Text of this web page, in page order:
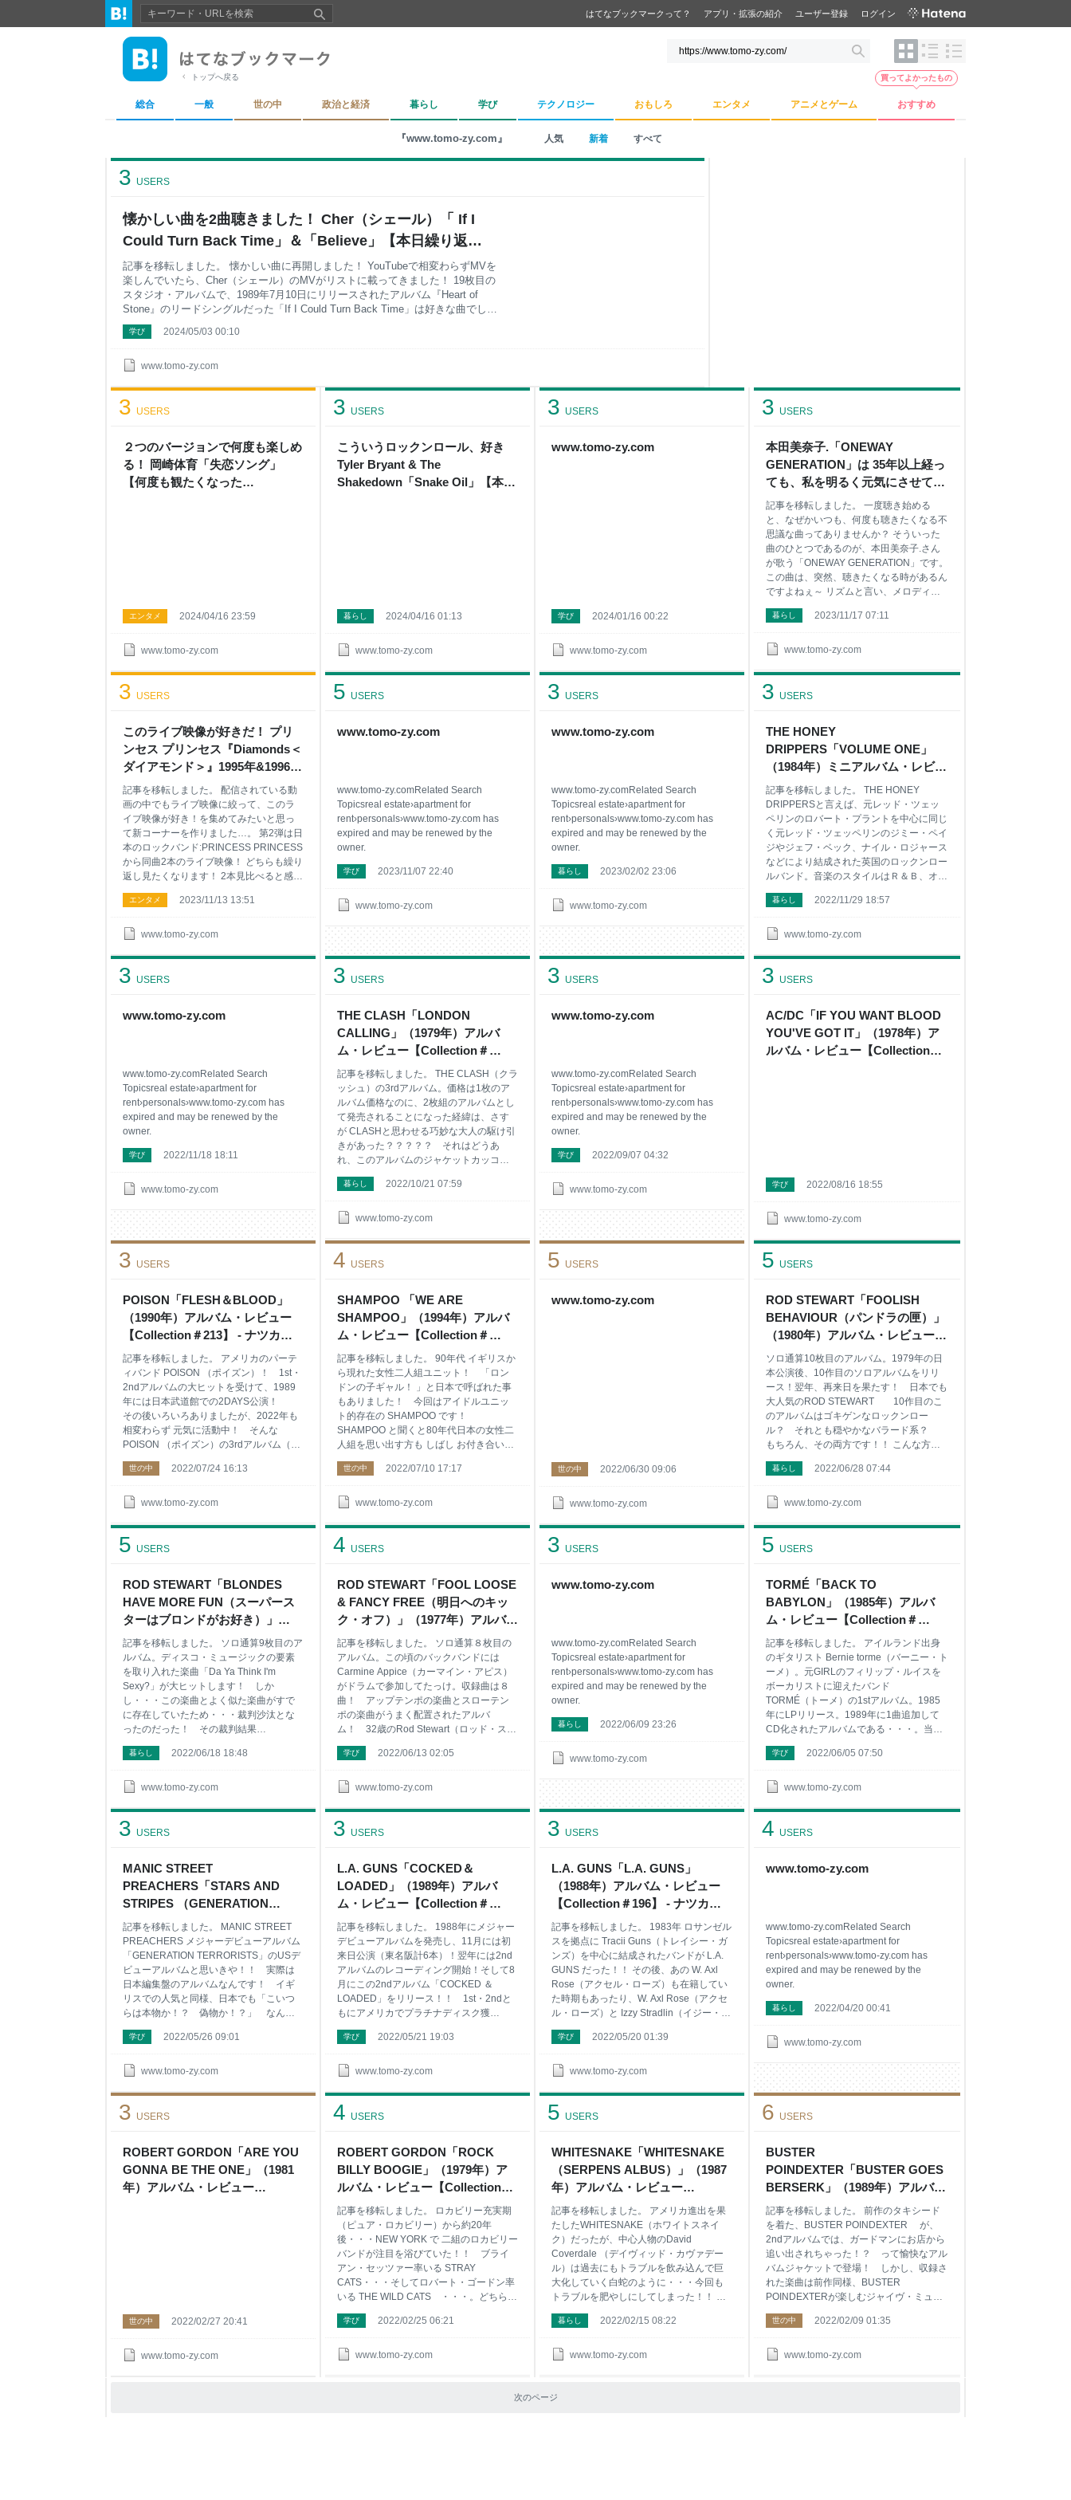
はてなブックマークって？ アプリ・拡張の紹介 ユーザー登録 ログイン
トップへ戻る
総合 一般 世の中 政治と経済 暮らし 学び テクノロジー おもしろ エンタメ アニメとゲーム おすすめ
買ってよかったもの
『www.tomo-zy.com』 人気 新着 すべて
懐かしい曲を2曲聴きました！ Cher（シェール）「 If I
Could Turn Back Time」＆「Believe」【本日繰り返し
聴いた曲：Tune of the Day】 - ナツカシ E じゃん！
3 USERS
www.tomo-zy.com
記事を移転しました。 懐かしい曲に再開しました！ YouTubeで相変わらずMVを
楽しんでいたら、Cher（シェール）のMVがリストに載ってきました！ 19枚目の
スタジオ・アルバムで、1989年7月10日にリリースされたアルバム『Heart of
Stone』のリードシングルだった「If I Could Turn Back Time」は好きな曲でし
た！ この曲もCher（シェール）の代表曲のひとつですね。 そして、次の曲も
Cher（シェール）の代表曲のひとつである「Believe」は23枚目のアルバム
売されました！ 実は、Cher（シェール）のアルバムは所有しておらず、ラジオで
学び 2024/05/03 00:10
２つのバージョンで何度も楽しめ
る！ 岡崎体育「失恋ソング」
【何度も観たくなった
3 USERS
www.tomo-zy.com
エンタメ 2024/04/16 23:59
こういうロックンロール、好き
Tyler Bryant & The
Shakedown「Snake Oil」【本日
3 USERS
www.tomo-zy.com
暮らし 2024/04/16 01:13
www.tomo-zy.com
3 USERS
www.tomo-zy.com
学び 2024/01/16 00:22
本田美奈子.「ONEWAY
GENERATION」は 35年以上経っ
ても、私を明るく元気にさせてく
れます！【本日視聴したMV：
Tune of the Day】（Vol.10） - ナ
ツカシ E じゃん！
3 USERS
www.tomo-zy.com
記事を移転しました。 一度聴き始める
と、なぜかいつも、何度も聴きたくなる不
思議な曲ってありませんか？ そういった
曲のひとつであるのが、本田美奈子.さん
が歌う「ONEWAY GENERATION」です。
この曲は、突然、聴きたくなる時があるん
ですよねぇ～ リズムと言い、メロディと
言い、ポップな要素満載のこの曲…。 楽
しそうに笑顔で歌う本田美奈子.さん、振
ですね。 この曲が発売されたのが1987年
キャスター』の主題歌に起用された曲でも
ありました！ 本田美奈子.さんの80年代は
たと記憶しています‥。 80年代当時、個人
的には長髪系ロックンロールバンドを好ん
で聴いていいましたが、歌謡曲／アイドル
で流れるので、
暮らし 2023/11/17 07:11
このライブ映像が好きだ！ プリ
ンセス プリンセス『Diamonds＜
ダイアモンド＞』1995年&1996年
LIVE映像【何度も観たくなるラ
イブ映像】 Vol.2 - ナツカシ E じ
ゃん！
3 USERS
www.tomo-zy.com
記事を移転しました。 配信されている動
画の中でもライブ映像に絞って、このラ
イブ映像が好き！を集めてみたいと思っ
て新コーナーを作りました…。 第2弾は日
本のロックバンド:PRINCESS PRINCESS
から同曲2本のライブ映像！ どちらも繰り
返し見たくなります！ 2本見比べると感じ
るのは雰囲気が異なる！ってこと。やは
りライブならではですね。 皆さんはどち
か？ プリンセス プリンセス『Diamonds
ス LIVE '95 THE PRESENTS (2023デジタ
ルリマスター版) www.youtube.com 1995
なる部分があったりするので、メインボ
エンタメ 2023/11/13 13:51
www.tomo-zy.com
5 USERS
www.tomo-zy.com
www.tomo-zy.comRelated Search
Topicsreal estate›apartment for
rent›personals›www.tomo-zy.com has
expired and may be renewed by the
owner.
学び 2023/11/07 22:40
www.tomo-zy.com
3 USERS
www.tomo-zy.com
www.tomo-zy.comRelated Search
Topicsreal estate›apartment for
rent›personals›www.tomo-zy.com has
expired and may be renewed by the
owner.
暮らし 2023/02/02 23:06
THE HONEY
DRIPPERS「VOLUME ONE」
（1984年）ミニアルバム・レビュ
ー【Collection＃242】 - ナツカシ
E じゃん！
3 USERS
www.tomo-zy.com
記事を移転しました。 THE HONEY
DRIPPERSと言えば、元レッド・ツェッ
ペリンのロバート・プラントを中心に同じ
く元レッド・ツェッペリンのジミー・ペイ
ジやジェフ・ベック、ナイル・ロジャース
などにより結成された英国のロックンロー
ルバンド。音楽のスタイルはＲ＆Ｂ、オー
ルディーズ色が強い。バンド名もアメリカ
のブルースミュージシャンであるルーズベ
DRIPPER」から付けられています。また
ライアン・セッツァーも参加していたりし
ます。 こんな方におすすめ 80年代の録音
サウンドで聴いてみたい方 70年代に活躍
したミュージシャンの80年代の活動をチ
ェックしたい方 80年代のヒット曲に興味
暮らし 2022/11/29 18:57
www.tomo-zy.com
3 USERS
www.tomo-zy.com
www.tomo-zy.comRelated Search
Topicsreal estate›apartment for
rent›personals›www.tomo-zy.com has
expired and may be renewed by the
owner.
学び 2022/11/18 18:11
THE CLASH「LONDON
CALLING」（1979年）アルバ
ム・レビュー【Collection＃
234】 - ナツカシ E じゃん！
3 USERS
www.tomo-zy.com
記事を移転しました。 THE CLASH（クラ
ッシュ）の3rdアルバム。価格は1枚のア
ルバム価格なのに、2枚組のアルバムとし
て発売されることになった経緯は、さす
が CLASHと思わせる巧妙な大人の駆け引
きがあった？？？？？ それはどうあ
れ、このアルバムのジャケットカッコい
い！！ こんな方におすすめ 70年代ＵＫパ
ンクロックに興味がある方 ステージも激
たことがあるロック好きの方 その後のロ
に興味がある方 スカやラテン、カリプ
ソ、ダブなど音楽性を拡大していったバ
（1979年） まずは、この映像からスター
ト 「Unboxing London Calling」 アルバ
ム「LONDON CALLING」あれこれ
暮らし 2022/10/21 07:59
www.tomo-zy.com
3 USERS
www.tomo-zy.com
www.tomo-zy.comRelated Search
Topicsreal estate›apartment for
rent›personals›www.tomo-zy.com has
expired and may be renewed by the
owner.
学び 2022/09/07 04:32
AC/DC「IF YOU WANT BLOOD
YOU'VE GOT IT」（1978年）ア
ルバム・レビュー【Collection＃
3 USERS
www.tomo-zy.com
学び 2022/08/16 18:55
POISON「FLESH＆BLOOD」
（1990年）アルバム・レビュー
【Collection＃213】 - ナツカシ E
じゃん！
3 USERS
www.tomo-zy.com
記事を移転しました。 アメリカのパーテ
ィバンド POISON （ポイズン）！ 1st・
2ndアルバムの大ヒットを受けて、1989
年には日本武道館での2DAYS公演！
その後いろいろありましたが、2022年も
相変わらず 元気に活動中！ そんな
POISON （ポイズン）の3rdアルバム（全
米チャート2位を記録）を紹介するよ～。
こんな方におすすめ 明るく楽しいロック
ら、ポップな楽曲が好きな方 演奏技術力
だぜと思う方 ケバイ奴らを毛嫌いせずに
聴いてみたい！！と思う方 甘酸っぱくも
POISON「FLESH＆BLOOD」（1990年）
アルバム紹介の前に・・・（POISON
2022年の情報） BIGGEST NORTH
世の中 2022/07/24 16:13
SHAMPOO 「WE ARE
SHAMPOO」（1994年）アルバ
ム・レビュー【Collection＃
207】 - ナツカシ E じゃん！
4 USERS
www.tomo-zy.com
記事を移転しました。 90年代 イギリスか
ら現れた女性二人組ユニット！ 「ロン
ドンの子ギャル！ 」と日本で呼ばれた事
もありました！ 今回はアイドルユニッ
ト的存在の SHAMPOO です！
SHAMPOO と聞くと80年代日本の女性二
人組を思い出す方も しばし お付き合いく
ださい！！ こんな方におすすめ 90年代の
イギリスにおけるPOPミュージックに興
た二人組に興味がある方 女性二人組とい
方 ブリット・ポップと呼んでもいいのか
わからないユニットに興味がある方 へそ
「WE ARE SHAMPOO」（1994年）
TOMOZY（トモジー）のアルバム評価
（MAX ★5） 試聴コーナー 収録曲へのコ
世の中 2022/07/10 17:17
www.tomo-zy.com
5 USERS
www.tomo-zy.com
世の中 2022/06/30 09:06
ROD STEWART「FOOLISH
BEHAVIOUR（パンドラの匣）」
（1980年）アルバム・レビュー
【Collection＃203】 - ナツカシ E
じゃん！
5 USERS
www.tomo-zy.com
ソロ通算10枚目のアルバム。1979年の日
本公演後、10作目のソロアルバムをリリ
ース！翌年、再来日を果たす！ 日本でも
大人気のROD STEWART 10作目のこ
のアルバムはゴキゲンなロックンロー
ル？ それとも穏やかなバラード系？
もちろん、その両方です！！ こんな方に
おすすめ ハスキーボイスのボーカリスト
にワクワクする方 なぜか安心感や心地よ
カットといったら彼を思い出す方 イギリ
ストに興味がある方 1981年の日本公演を
観た方！ 観れなかった方！ 観てみたい
BEHAVIOUR」（1980年） TOMOZY（ト
モジー）のアルバム評価（MAX ★5） 試
聴コーナー 収録曲へのコメント 映像で楽
暮らし 2022/06/28 07:44
ROD STEWART「BLONDES
HAVE MORE FUN（スーパース
ターはブロンドがお好き）」
（1978年）アルバム・レビュー
【Collection＃202】 - ナツカシ E
じゃん！
5 USERS
www.tomo-zy.com
記事を移転しました。 ソロ通算9枚目のア
ルバム。ディスコ・ミュージックの要素
を取り入れた楽曲「Da Ya Think I'm
Sexy?」が大ヒットします！ しか
し・・・この楽曲とよく似た楽曲がすで
に存在していたため・・・裁判沙汰とな
ったのだった！ その裁判結果
は・・・。 こんな方におすすめ ハスキー
ボイスのボーカリストにワクワクする方
に興味がある方 ウルフカットといったら
移住したロックアーティストに興味があ
る方 裁判沙汰のヒット曲！ 実は盗作と本
STEWART「BLONDES HAVE MORE
FUN」（1978年） リンク 1978年 ソロ9
枚目のアルバム「BLONDES HAVE
がお好き）」をリ
暮らし 2022/06/18 18:48
ROD STEWART「FOOL LOOSE
& FANCY FREE（明日へのキッ
ク・オフ）」（1977年）アルバ
ム・レビュー【Collection＃
201】 - ナツカシ E じゃん！
4 USERS
www.tomo-zy.com
記事を移転しました。 ソロ通算８枚目の
アルバム。この頃のバックバンドには
Carmine Appice（カーマイン・アピス）
がドラムで参加してたっけ。収録曲は８
曲！ アップテンポの楽曲とスローテン
ポの楽曲がうまく配置されたアルバ
ム！ 32歳のRod Stewart（ロッド・スチ
ュアート）の歌声や節回しは、少し円熟
度が増したようでした！！ こんな方にお
ワクワクする方 なぜか安心感や心地よさ
ットといったら彼を思い出す方 イギリス
からアメリカに移住したロックアーティ
がある方 Sponsored Link ROD
STEWART「FOOL LOOSE & FANCY
FREE」（1977年） リンク 1977年 8枚
学び 2022/06/13 02:05
www.tomo-zy.com
3 USERS
www.tomo-zy.com
www.tomo-zy.comRelated Search
Topicsreal estate›apartment for
rent›personals›www.tomo-zy.com has
expired and may be renewed by the
owner.
暮らし 2022/06/09 23:26
TORMÉ「BACK TO
BABYLON」（1985年）アルバ
ム・レビュー【Collection＃
199】 - ナツカシ E じゃん！
5 USERS
www.tomo-zy.com
記事を移転しました。 アイルランド出身
のギタリスト Bernie torme（バーニー・ト
ーメ）。元GIRLのフィリップ・ルイスを
ボーカリストに迎えたバンド
TORMÉ（トーメ）の1stアルバム。1985
年にLPリリース。1989年に1曲追加して
CD化されたアルバムである・・・。当
時、ギタリスト Bernie torme（バーニー・
トーメ）からこのアルバムにたどり着いた
りついた方・・・どちらの方もそれなりに
な方におすすめ 80年代のグラマラスなロ
ックバンドはアメリカだけじゃないぜ！と
Electric Gypsies時代の楽曲も演奏しちゃ
学び 2022/06/05 07:50
MANIC STREET
PREACHERS「STARS AND
STRIPES （GENERATION
TERRORISTS US MIX）」
（1992年）アルバム・レビュー
【Collection＃198】 - ナツカシ E
じゃん！
3 USERS
www.tomo-zy.com
記事を移転しました。 MANIC STREET
PREACHERS メジャーデビューアルバム
「GENERATION TERRORISTS」のUSデ
ビューアルバムと思いきや！！ 実際は
日本編集盤のアルバムなんです！ イギ
リスでの人気と同様、日本でも「こいつ
らは本物か！？ 偽物か！？」 なんて
議論はどうでもいい！ ってくらいロッ
ク好きには、注目のバンドだったんで
US用のミックスも楽しんでもらおうって
め 紆余曲折、いろいろドラマがあるバン
ドに興味がある方 インタビュー中に腕に
バンドに興味がある方 英国盤と米国盤の
聴き比べも面白いと思う方 デビュー時、
日本では熱狂的な人気だったバンドに興
学び 2022/05/26 09:01
L.A. GUNS「COCKED＆
LOADED」（1989年）アルバ
ム・レビュー【Collection＃
197】 - ナツカシ E じゃん！
3 USERS
www.tomo-zy.com
記事を移転しました。 1988年にメジャー
デビューアルバムを発売し、11月には初
来日公演（東名阪計6本）！翌年には2nd
アルバムのレコーディング開始！そして8
月にこの2ndアルバム「COCKED ＆
LOADED」をリリース！！ 1st・2ndと
もにアメリカでプラチナディスク獲
得！！ こんな方におすすめ 紆余曲折、い
ろいろドラマがあるバンドに興味がある
ーイズロックに興味がある方 英国バンド
イス）が好きな方 GUNS と言えば・・・
で なぜか L.A. GUNS が先に思い浮かぶ方
Sponsored Link L.A. GUNS「COCKED ＆
LOADED」（1989年） リンク L.A. GUNS
の今昔物
学び 2022/05/21 19:03
L.A. GUNS「L.A. GUNS」
（1988年）アルバム・レビュー
【Collection＃196】 - ナツカシ E
じゃん！
3 USERS
www.tomo-zy.com
記事を移転しました。 1983年 ロサンゼル
スを拠点に Tracii Guns（トレイシー・ガ
ンズ）を中心に結成されたバンドが L.A.
GUNS だった！！ その後、あの W. Axl
Rose（アクセル・ローズ）も在籍してい
た時期もあったり、W. Axl Rose（アクセ
ル・ローズ）と Izzy Stradlin（イジー・ス
トラドリン）が在籍していたバンド
Hollywood Rose と合体して、初期 Guns
GUNS が消滅した時期があったり・・・
ズ）は Hollywood Rose を短期間で脱退
し、L.A. GUNS を再スタートさせるんで
ストとして加入！ こんな方におすすめ
学び 2022/05/20 01:39
www.tomo-zy.com
4 USERS
www.tomo-zy.com
www.tomo-zy.comRelated Search
Topicsreal estate›apartment for
rent›personals›www.tomo-zy.com has
expired and may be renewed by the
owner.
暮らし 2022/04/20 00:41
ROBERT GORDON「ARE YOU
GONNA BE THE ONE」（1981
年）アルバム・レビュー
3 USERS
www.tomo-zy.com
世の中 2022/02/27 20:41
ROBERT GORDON「ROCK
BILLY BOOGIE」（1979年）ア
ルバム・レビュー【Collection＃
189】 - ナツカシ E じゃん！
4 USERS
www.tomo-zy.com
記事を移転しました。 ロカビリー充実期
（ピュア・ロカビリー）から約20年
後・・・NEW YORK で 二組のロカビリー
バンドが注目を浴びていた！！ ブライ
アン・セッツァー率いる STRAY
CATS・・・そしてロバート・ゴードン率
いる THE WILD CATS ・・・。どちらも
パンク風味の味付けがクラブ・シーンで
話題となった！！！ こんな方におすすめ
人になって歌う楽曲に興味がある方 大人
学び 2022/02/25 06:21
WHITESNAKE「WHITESNAKE
（SERPENS ALBUS）」（1987
年）アルバム・レビュー
【Collection＃188】 - ナツカシ E
じゃん！
5 USERS
www.tomo-zy.com
記事を移転しました。 アメリカ進出を果
たしたWHITESNAKE（ホワイトスネイ
ク）だったが、中心人物のDavid
Coverdale （デイヴィッド・カヴァデー
ル）は過去にもトラブルを飲み込んで巨
大化していく白蛇のように・・・今回も
トラブルを肥やしにしてしまった！！ こ
んな方におすすめ アメリカ進出しちゃう
ブリティッシュバンドの音源を聴きたく
ックバンドに興味がある方 もうソロプロ
って感じになるのか？気になる方
暮らし 2022/02/15 08:22
BUSTER
POINDEXTER「BUSTER GOES
BERSERK」（1989年）アルバ
ム・レビュー【Collection＃
186】 - ナツカシ E じゃん！
6 USERS
www.tomo-zy.com
記事を移転しました。 前作のタキシード
を着た、BUSTER POINDEXTER が、
2ndアルバムでは、ガードマンにお店から
追い出されちゃった！？ って愉快なアル
バムジャケットで登場！ しかし、収録さ
れた楽曲は前作同様、BUSTER
POINDEXTERが楽しむジャイヴ・ミュー
ジックや酒場音楽が満載！ こんな方にお
すすめ エンターテイメントに徹するDavid
されるスタンダードナンバーに興味がある
世の中 2022/02/09 01:35
次のページ